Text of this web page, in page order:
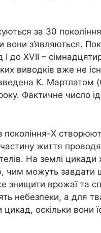
за 30
вони з’являються.
до XVII –
виводків вже не
К. Мартлатом
Фактичне число
покоління-X
життя
На землі
чим можуть завдати
знищити врожаї та
небезпеки, а для
оскільки вони